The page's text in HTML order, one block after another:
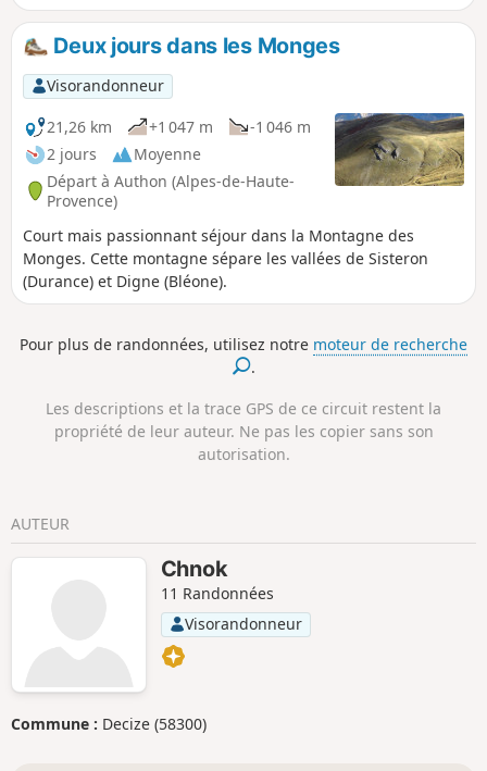
Deux jours dans les Monges
Visorandonneur
21,26 km
+1 047 m
-1 046 m
2 jours
Moyenne
Départ à Authon (Alpes-de-Haute-
Provence)
Court mais passionnant séjour dans la Montagne des
Monges. Cette montagne sépare les vallées de Sisteron
(Durance) et Digne (Bléone).
Pour plus de randonnées, utilisez notre moteur de recherche
.
Les descriptions et la trace GPS de ce circuit restent la
propriété de leur auteur. Ne pas les copier sans son
autorisation.
AUTEUR
Chnok
11 Randonnées
Visorandonneur
Commune : Decize (58300)